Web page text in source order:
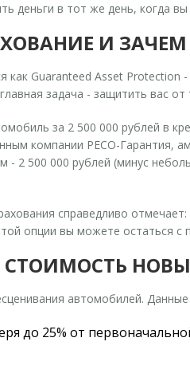
деньги в тот же день, когда
И
Guaranteed Asset Protection
задача - защитить вас
за 2 500 000 рублей в
компании РЕСО-Гарантия,
- 2 500 000 рублей (минус
справедливо
опции вы можете остаться
СТОИМОСТЬ
автомобилей.
до 25% от